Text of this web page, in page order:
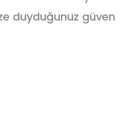
duyduğunuz güven